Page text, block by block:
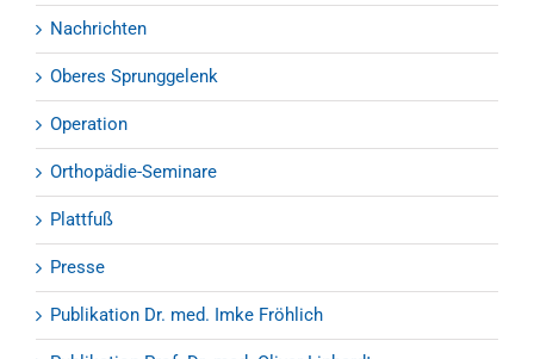
Nachrichten
Oberes Sprunggelenk
Operation
Orthopädie-Seminare
Plattfuß
Presse
Publikation Dr. med. Imke Fröhlich